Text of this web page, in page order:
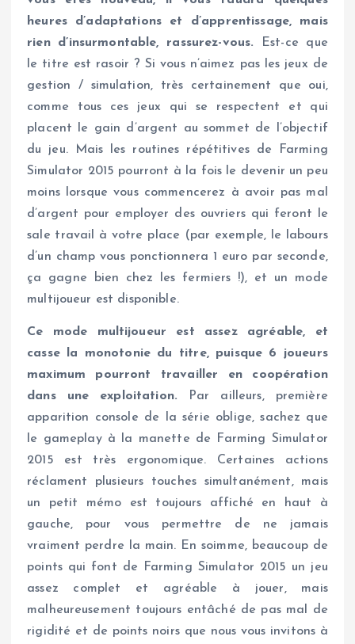
heures d’adaptations et d’apprentissage, mais
rien d’insurmontable, rassurez-vous. Est-ce que
le titre est rasoir ? Si vous n’aimez pas les jeux de
gestion / simulation, très certainement que oui,
comme tous ces jeux qui se respectent et qui
placent le gain d’argent au sommet de l’objectif
du jeu. Mais les routines répétitives de Farming
Simulator 2015 pourront à la fois le devenir un peu
moins lorsque vous commencerez à avoir pas mal
d’argent pour employer des ouvriers qui feront le
sale travail à votre place (par exemple, le labours
d’un champ vous ponctionnera 1 euro par seconde,
ça gagne bien chez les fermiers !), et un mode
multijoueur est disponible.
Ce mode multijoueur est assez agréable, et
casse la monotonie du titre, puisque 6 joueurs
maximum pourront travailler en coopération
dans une exploitation. Par ailleurs, première
apparition console de la série oblige, sachez que
le gameplay à la manette de Farming Simulator
2015 est très ergonomique. Certaines actions
réclament plusieurs touches simultanément, mais
un petit mémo est toujours affiché en haut à
gauche, pour vous permettre de ne jamais
vraiment perdre la main. En soimme, beaucoup de
points qui font de Farming Simulator 2015 un jeu
assez complet et agréable à jouer, mais
malheureusement toujours entâché de pas mal de
rigidité et de points noirs que nous vous invitons à